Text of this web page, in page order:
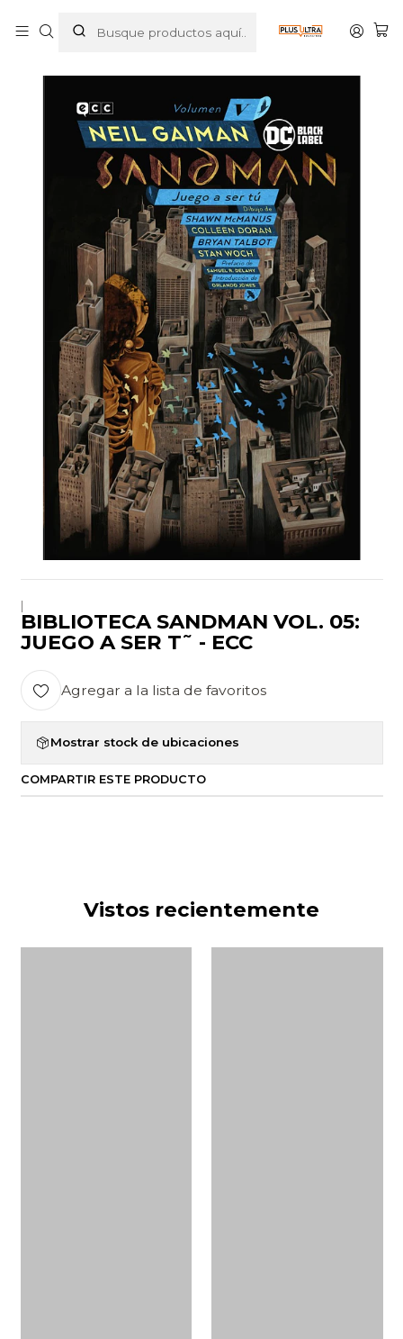
BIBLIOTECA SANDMAN VOL. 05: JUEGO A SER T˜ - ECC
|
BIBLIOTECA SANDMAN VOL. 05:
JUEGO A SER T˜ - ECC
Agregar a la lista de favoritos
Mostrar stock de ubicaciones
COMPARTIR ESTE PRODUCTO
Vistos recientemente